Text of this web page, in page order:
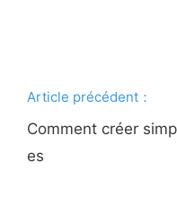
Article précédent：
Comment créer
es